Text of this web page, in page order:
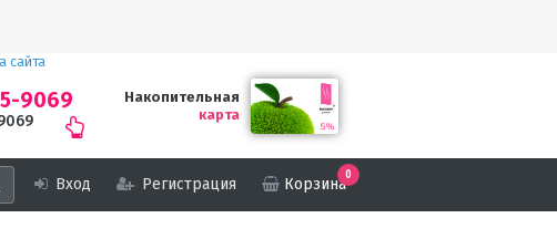
сайта
9069
Накопительная
карта
Вход Регистрация Корзина
0